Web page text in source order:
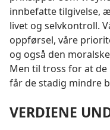
innbefatte tilgivelse,
livet og selvkontroll.
oppførsel, våre
og også den
Men til tross for at de
får de stadig mindre
VERDIENE